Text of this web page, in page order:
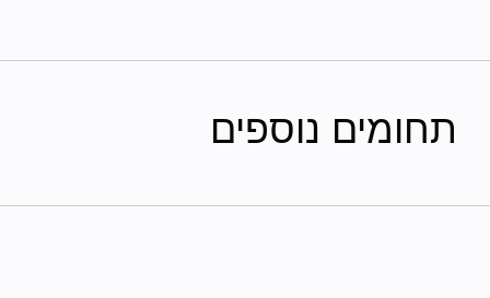
תחומים נוספים